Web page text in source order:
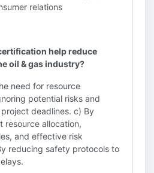
relations
help reduce
oil & gas industry?
need for resource
potential risks and
deadlines. c) By
resource allocation,
and effective risk
reducing safety protocols to